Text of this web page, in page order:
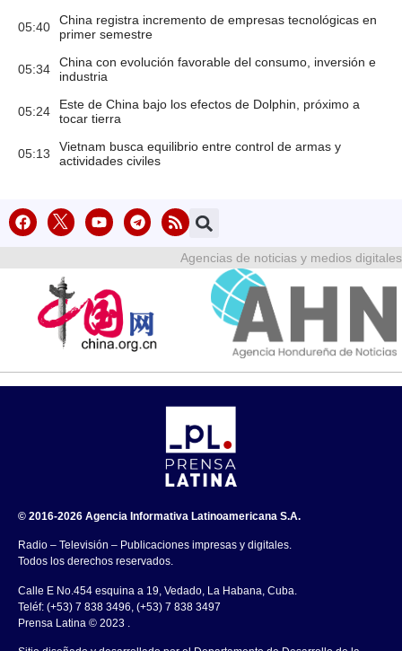
05:40
China registra incremento de empresas tecnológicas en
primer semestre
05:34
China con evolución favorable del consumo, inversión e
industria
05:24
Este de China bajo los efectos de Dolphin, próximo a
tocar tierra
05:13
Vietnam busca equilibrio entre control de armas y
actividades civiles
Agencias de noticias y medios digitales
© 2016-2026 Agencia Informativa Latinoamericana S.A.
Radio – Televisión – Publicaciones impresas y digitales.
Todos los derechos reservados.
Calle E No.454 esquina a 19, Vedado, La Habana, Cuba.
Teléf: (+53) 7 838 3496, (+53) 7 838 3497
Prensa Latina © 2023 .